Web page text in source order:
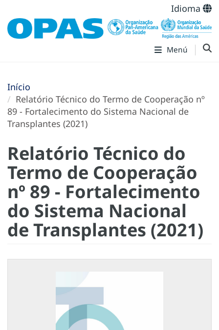
Idioma
Menú
Início
Relatório Técnico do Termo de Cooperação nº
89 - Fortalecimento do Sistema Nacional de
Transplantes (2021)
Relatório Técnico do
Termo de Cooperação
nº 89 - Fortalecimento
do Sistema Nacional
de Transplantes (2021)